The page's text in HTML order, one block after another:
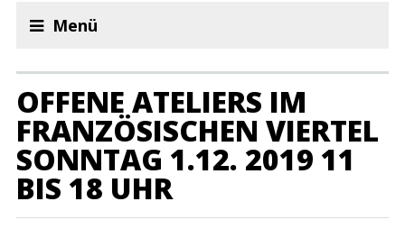
Menü
OFFENE ATELIERS IM
FRANZÖSISCHEN VIERTEL
SONNTAG 1.12. 2019 11
BIS 18 UHR